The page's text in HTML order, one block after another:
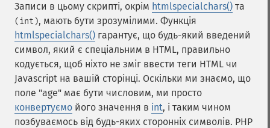
Записи в цьому скрипті, окрім htmlspecialchars() та
(int), мають бути зрозумілими. Функція
htmlspecialchars() гарантує, що будь-який введений
символ, який є спеціальним в HTML, правильно
кодується, щоб ніхто не зміг ввести теги HTML чи
Javascript на вашій сторінці. Оскільки ми знаємо, що
поле "age" має бути числовим, ми просто
конвертуємо його значення в int, і таким чином
позбуваємось від будь-яких сторонніх символів. PHP